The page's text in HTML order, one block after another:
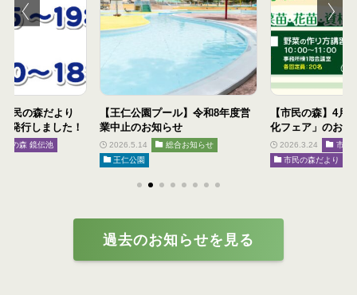
民の森だより
発行しました！
民の森 鏡伝池
【王仁公園プール】令和8年度営
業中止のお知らせ
2026.5.14
総合お知らせ
王仁公園
【市民の森】4月
化フェア」のお知
2026.3.24
市民
市民の森だより
過去のお知らせを見る